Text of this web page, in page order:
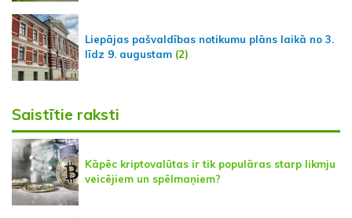
Liepājas pašvaldības notikumu plāns laikā no 3.
līdz 9. augustam (2)
Saistītie raksti
Kāpēc kriptovalūtas ir tik populāras starp likmju
veicējiem un spēlmaņiem?